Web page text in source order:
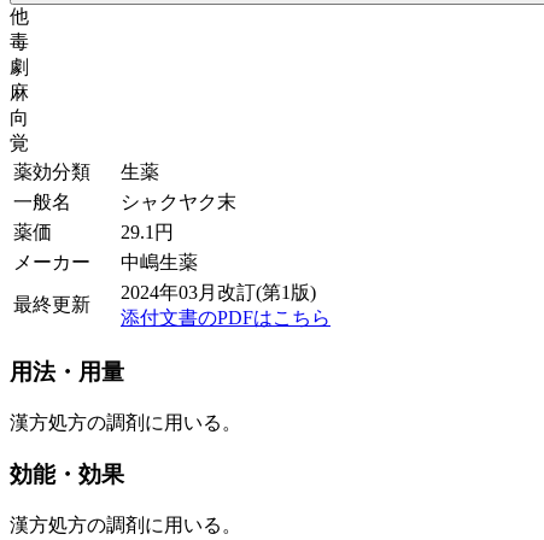
他
毒
劇
麻
向
覚
薬効分類
生薬
一般名
シャクヤク末
薬価
29.1 円
メーカー
中嶋生薬
最終更新
2024年03月改訂(第1版)
添付文書のPDFはこちら
用法・用量
漢方処方の調剤に用いる。
効能・効果
漢方処方の調剤に用いる。